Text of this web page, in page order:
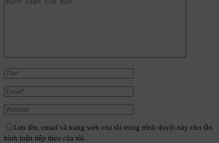
Lưu tên, email và trang web của tôi trong trình duyệt này cho lần
bình luận tiếp theo của tôi.